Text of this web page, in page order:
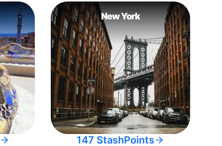
New York
147 StashPoints